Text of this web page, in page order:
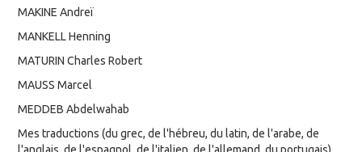
MAKINE Andreï
MANKELL Henning
MATURIN Charles Robert
MAUSS Marcel
MEDDEB Abdelwahab
Mes traductions (du grec, de l'hébreu, du latin, de l'arabe, de